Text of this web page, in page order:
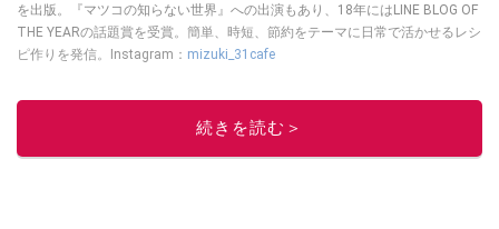
を出版。『マツコの知らない世界』への出演もあり、18年にはLINE BLOG OF
THE YEARの話題賞を受賞。簡単、時短、節約をテーマに日常で活かせるレシ
ピ作りを発信。Instagram： mizuki_31cafe
続きを読む＞